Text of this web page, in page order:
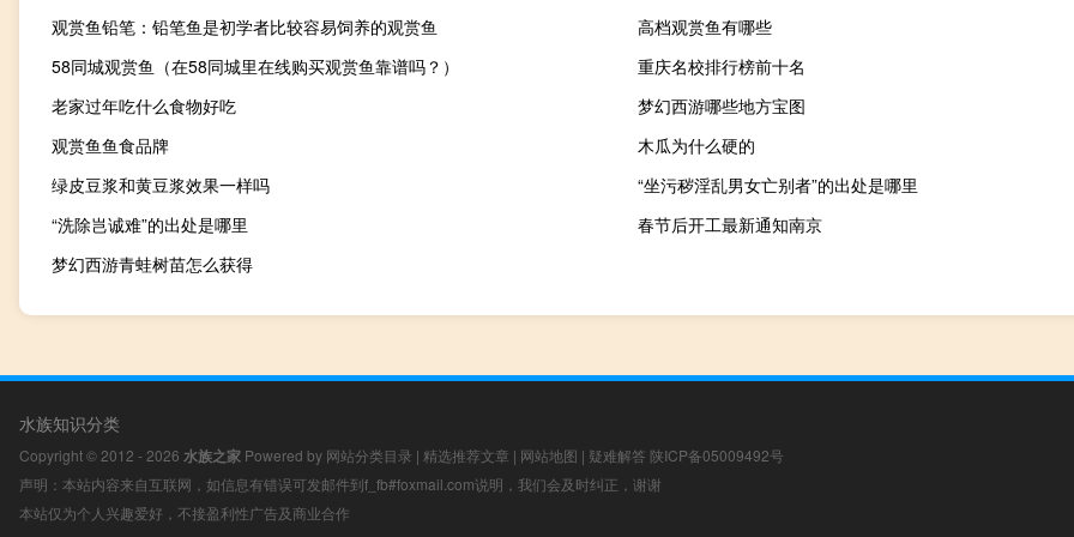
观赏鱼铅笔：铅笔鱼是初学者比较容易饲养的观赏鱼
高档观赏鱼有哪些
58同城观赏鱼（在58同城里在线购买观赏鱼靠谱吗？）
重庆名校排行榜前十名
老家过年吃什么食物好吃
梦幻西游哪些地方宝图
观赏鱼鱼食品牌
木瓜为什么硬的
绿皮豆浆和黄豆浆效果一样吗
“坐污秽淫乱男女亡别者”的出处是哪里
“洗除岂诚难”的出处是哪里
春节后开工最新通知南京
梦幻西游青蛙树苗怎么获得
水族知识分类
Copyright © 2012 - 2026 水族之家 Powered by 网站分类目录 | 精选推荐文章 | 网站地图 | 疑难解答 陕ICP备05009492号
声明：本站内容来自互联网，如信息有错误可发邮件到f_fb#foxmail.com说明，我们会及时纠正，谢谢
本站仅为个人兴趣爱好，不接盈利性广告及商业合作